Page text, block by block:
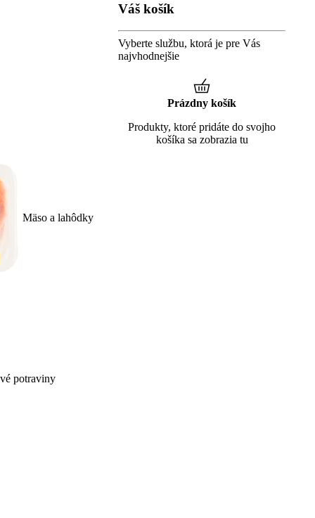
Mäso a lahôdky
potraviny
Váš košík
Vyberte službu, ktorá je pre Vás
najvhodnejšie
Prázdny košík
Produkty, ktoré pridáte do svojho
košíka sa zobrazia tu